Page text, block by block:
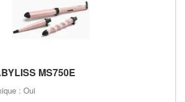
MS750E
: Oui